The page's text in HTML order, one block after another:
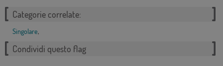
Categorie correlate:
Singolare,
Condividi questo flag